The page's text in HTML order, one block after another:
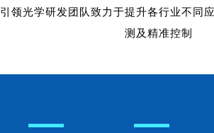
引领光学研发团队致力于提升各行业不同
测及精准控制